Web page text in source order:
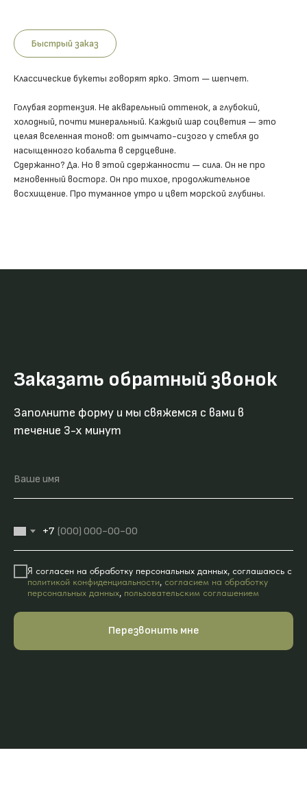
Быстрый заказ
Классические букеты говорят ярко. Этот — шепчет.
Голубая гортензия. Не акварельный оттенок, а глубокий,
холодный, почти минеральный. Каждый шар соцветия — это
целая вселенная тонов: от дымчато-сизого у стебля до
насыщенного кобальта в сердцевине.
Сдержанно? Да. Но в этой сдержанности — сила. Он не про
мгновенный восторг. Он про тихое, продолжительное
восхищение. Про туманное утро и цвет морской глубины.
Заказать обратный звонок
Заполните форму и мы свяжемся с вами в
течение 3-х минут
Ваше имя
+7
Я согласен на обработку персональных данных, соглашаюсь с
политикой конфиденциальности, согласием на обработку
персональных данных, пользовательским соглашением
Перезвонить мне